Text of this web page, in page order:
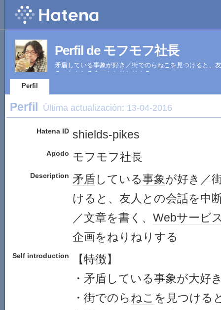
Perfil de モフモフ社長
矛盾している事象が好き／街でのらねこを見つけると、
る、おもしろ企画をねりねりする
Perfil
Perfil Última actualización: 13-04-2016
Hatena ID shields-pikes
Apodo モフモフ社長
Description 矛盾 している事象が好き／
けると、友人との会話を中
／文章を書く、 Webサービ
企画をねりねりする
Self introduction
【特徴】
・ 矛盾 している事象が大好
・街でのらねこ を見つける